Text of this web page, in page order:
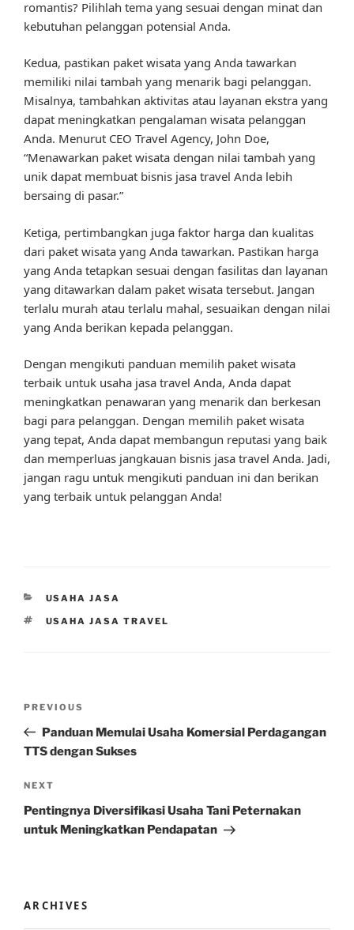
romantis? Pilihlah tema yang sesuai dengan minat dan
kebutuhan pelanggan potensial Anda.
Kedua, pastikan paket wisata yang Anda tawarkan
memiliki nilai tambah yang menarik bagi pelanggan.
Misalnya, tambahkan aktivitas atau layanan ekstra yang
dapat meningkatkan pengalaman wisata pelanggan
Anda. Menurut CEO Travel Agency, John Doe,
“Menawarkan paket wisata dengan nilai tambah yang
unik dapat membuat bisnis jasa travel Anda lebih
bersaing di pasar.”
Ketiga, pertimbangkan juga faktor harga dan kualitas
dari paket wisata yang Anda tawarkan. Pastikan harga
yang Anda tetapkan sesuai dengan fasilitas dan layanan
yang ditawarkan dalam paket wisata tersebut. Jangan
terlalu murah atau terlalu mahal, sesuaikan dengan nilai
yang Anda berikan kepada pelanggan.
Dengan mengikuti panduan memilih paket wisata
terbaik untuk usaha jasa travel Anda, Anda dapat
meningkatkan penawaran yang menarik dan berkesan
bagi para pelanggan. Dengan memilih paket wisata
yang tepat, Anda dapat membangun reputasi yang baik
dan memperluas jangkauan bisnis jasa travel Anda. Jadi,
jangan ragu untuk mengikuti panduan ini dan berikan
yang terbaik untuk pelanggan Anda!
CATEGORIES
USAHA JASA
TAGS
USAHA JASA TRAVEL
Previous
Post
PREVIOUS
Panduan Memulai Usaha Komersial Perdagangan
TTS dengan Sukses
Next
Post
NEXT
Pentingnya Diversifikasi Usaha Tani Peternakan
untuk Meningkatkan Pendapatan
ARCHIVES